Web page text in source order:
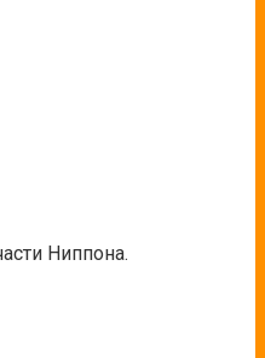
Ниппона.